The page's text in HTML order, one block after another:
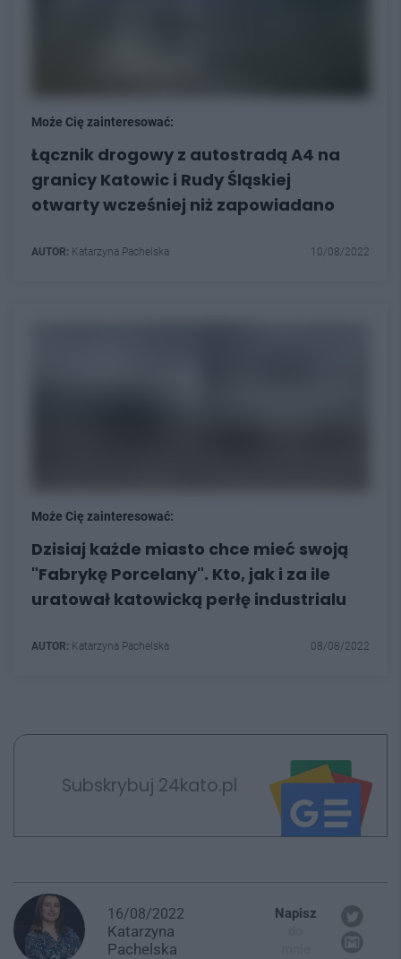
Może Cię zainteresować:
Łącznik drogowy z autostradą A4 na
granicy Katowic i Rudy Śląskiej
otwarty wcześniej niż zapowiadano
AUTOR: Katarzyna Pachelska 10/08/2022
Może Cię zainteresować:
Dzisiaj każde miasto chce mieć swoją
"Fabrykę Porcelany". Kto, jak i za ile
uratował katowicką perłę industrialu
AUTOR: Katarzyna Pachelska 08/08/2022
Subskrybuj 24kato.pl
16/08/2022
Katarzyna
Pachelska
Napisz